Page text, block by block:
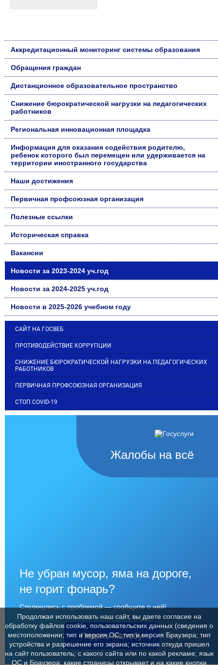
Аккредитационный мониторинг системы образования
Обращения граждан
Дистанционное образовательное пространство
Снижение бюрократической нагрузки на педагогических
работников
Региональная инновационная площадка
Информация для оказания содействия родителю,
ребенок которого был перемещен или удерживается на
территории иностранного государства
Наши достижения
Первичная профсоюзная организация
Полезные ссылки
Историческая справка
Вакансии
Новости за 2023-2024 уч.год
Новости за 2024-2025 уч.год
Новости в 2025-2026 учебном году
САЙТ НА ГОСВЕБ
ПРОТИВОДЕЙСТВИЕ КОРРУПЦИИ
СНИЖЕНИЕ БЮРОКРАТИЧЕСКОЙ НАГРУЗКИ НА ПЕДАГОГИЧЕСКИХ
РАБОТНИКОВ
ПЕРВИЧНАЯ ПРОФСОЮЗНАЯ ОРГАНИЗАЦИЯ
СТОП COVID-19
Жалобы на всё
Не убран мусор, яма на дороге,
не горит фонарь?
Столкнулись с проблемой — сообщите о ней!
Подать жалобу
Продолжая использовать наш сайт, вы даете согласие на
обработку файлов cookie, пользовательских данных (сведения о
местоположении; тип и версия ОС; тип и версия Браузера; тип
устройства и разрешение его экрана; источник откуда пришел
на сайт пользователь; с какого сайта или по какой рекламе; язык
ОС и Браузера; какие страницы открывает и на какие кнопки